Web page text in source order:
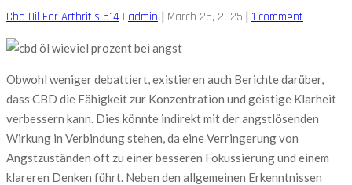
Cbd Oil For Arthritis 514 | admin | March 25, 2025 | 1 comment
Obwohl weniger debattiert, existieren auch Berichte darüber,
dass CBD die Fähigkeit zur Konzentration und geistige Klarheit
verbessern kann. Dies könnte indirekt mit der angstlösenden
Wirkung in Verbindung stehen, da eine Verringerung von
Angstzuständen oft zu einer besseren Fokussierung und einem
klareren Denken führt. Neben den allgemeinen Erkenntnissen